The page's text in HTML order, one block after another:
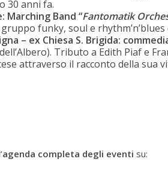
30 anni fa.
Marching Band “Fantomatik
funky, soul e
– ex Chiesa S. Brigida:
Tributo a Edith Piaf e
attraverso il racconto della sua
agenda completa degli eventi su: